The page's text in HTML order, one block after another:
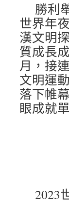
勝利
世界年
漢文明
質成長
月，接
文明運
落下帷
眼成就
2023